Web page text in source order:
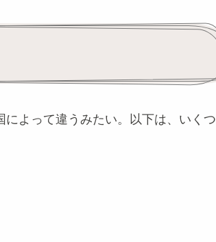
よって違うみたい。以下は、いくつ